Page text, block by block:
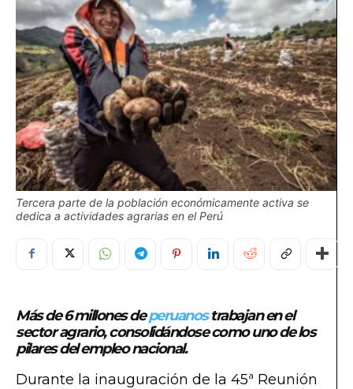
Tercera parte de la población económicamente activa se
dedica a actividades agrarias en el Perú
Más de 6 millones deperuanostrabajan en el
sector agrario, consolidándose como uno de los
pilares del empleo nacional.
Durante la inauguración de la 45ª Reunión